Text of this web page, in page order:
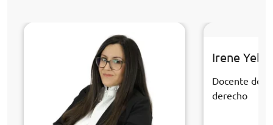
Irene
Docente de
derecho